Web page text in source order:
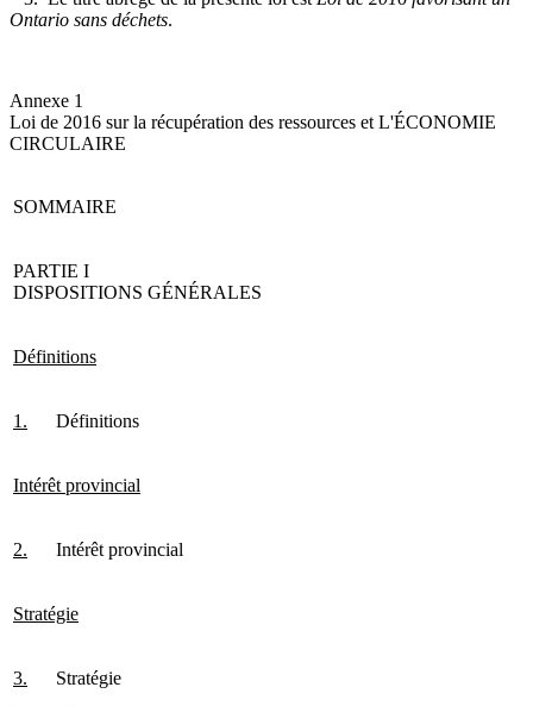
Ontario sans déchets.
Annexe 1
Loi de 2016 sur la récupération des ressources et L'ÉCONOMIE
CIRCULAIRE
SOMMAIRE
PARTIE I
DISPOSITIONS GÉNÉRALES
Définitions
1. Définitions
Intérêt provincial
2. Intérêt provincial
Stratégie
3.
Stratégie